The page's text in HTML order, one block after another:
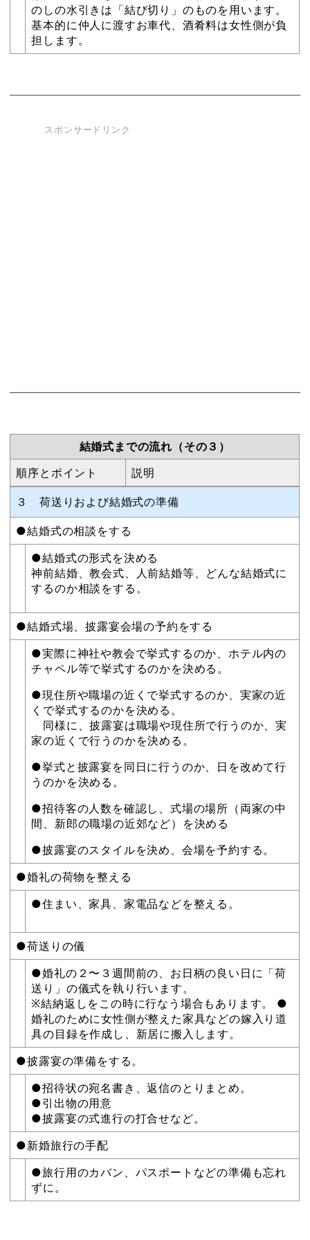
のしの水引きは「結び切り」のものを用います。
基本的に仲人に渡すお車代、酒肴料は女性側が負
担します。
スポンサードリンク
結婚式までの流れ（その３）
順序とポイント
説明
３ 荷送りおよび結婚式の準備
●結婚式の相談をする
●結婚式の形式を決める
神前結婚、教会式、人前結婚等、どんな結婚式に
するのか相談をする。
●結婚式場、披露宴会場の予約をする
●実際に神社や教会で挙式するのか、ホテル内の
チャペル等で挙式するのかを決める。
●現住所や職場の近くで挙式するのか、実家の近
くで挙式するのかを決める。
同様に、披露宴は職場や現住所で行うのか、実
家の近くで行うのかを決める。
●挙式と披露宴を同日に行うのか、日を改めて行
うのかを決める。
●招待客の人数を確認し、式場の場所（両家の中
間、新郎の職場の近郊など）を決める
●披露宴のスタイルを決め、会場を予約する。
●婚礼の荷物を整える
●住まい、家具、家電品などを整える。
●荷送りの儀
●婚礼の２〜３週間前の、お日柄の良い日に「荷
送り」の儀式を執り行います。
※結納返しをこの時に行なう場合もあります。 ●
婚礼のために女性側が整えた家具などの嫁入り道
具の目録を作成し、新居に搬入します。
●披露宴の準備をする。
●招待状の宛名書き、返信のとりまとめ。
●引出物の用意
●披露宴の式進行の打合せなど。
●新婚旅行の手配
●旅行用のカバン、パスポートなどの準備も忘れ
ずに。